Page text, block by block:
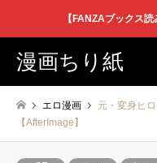
【FANZAブックス
漫画ちり紙
エロ漫画
元・変身ヒ
【AfterImage】